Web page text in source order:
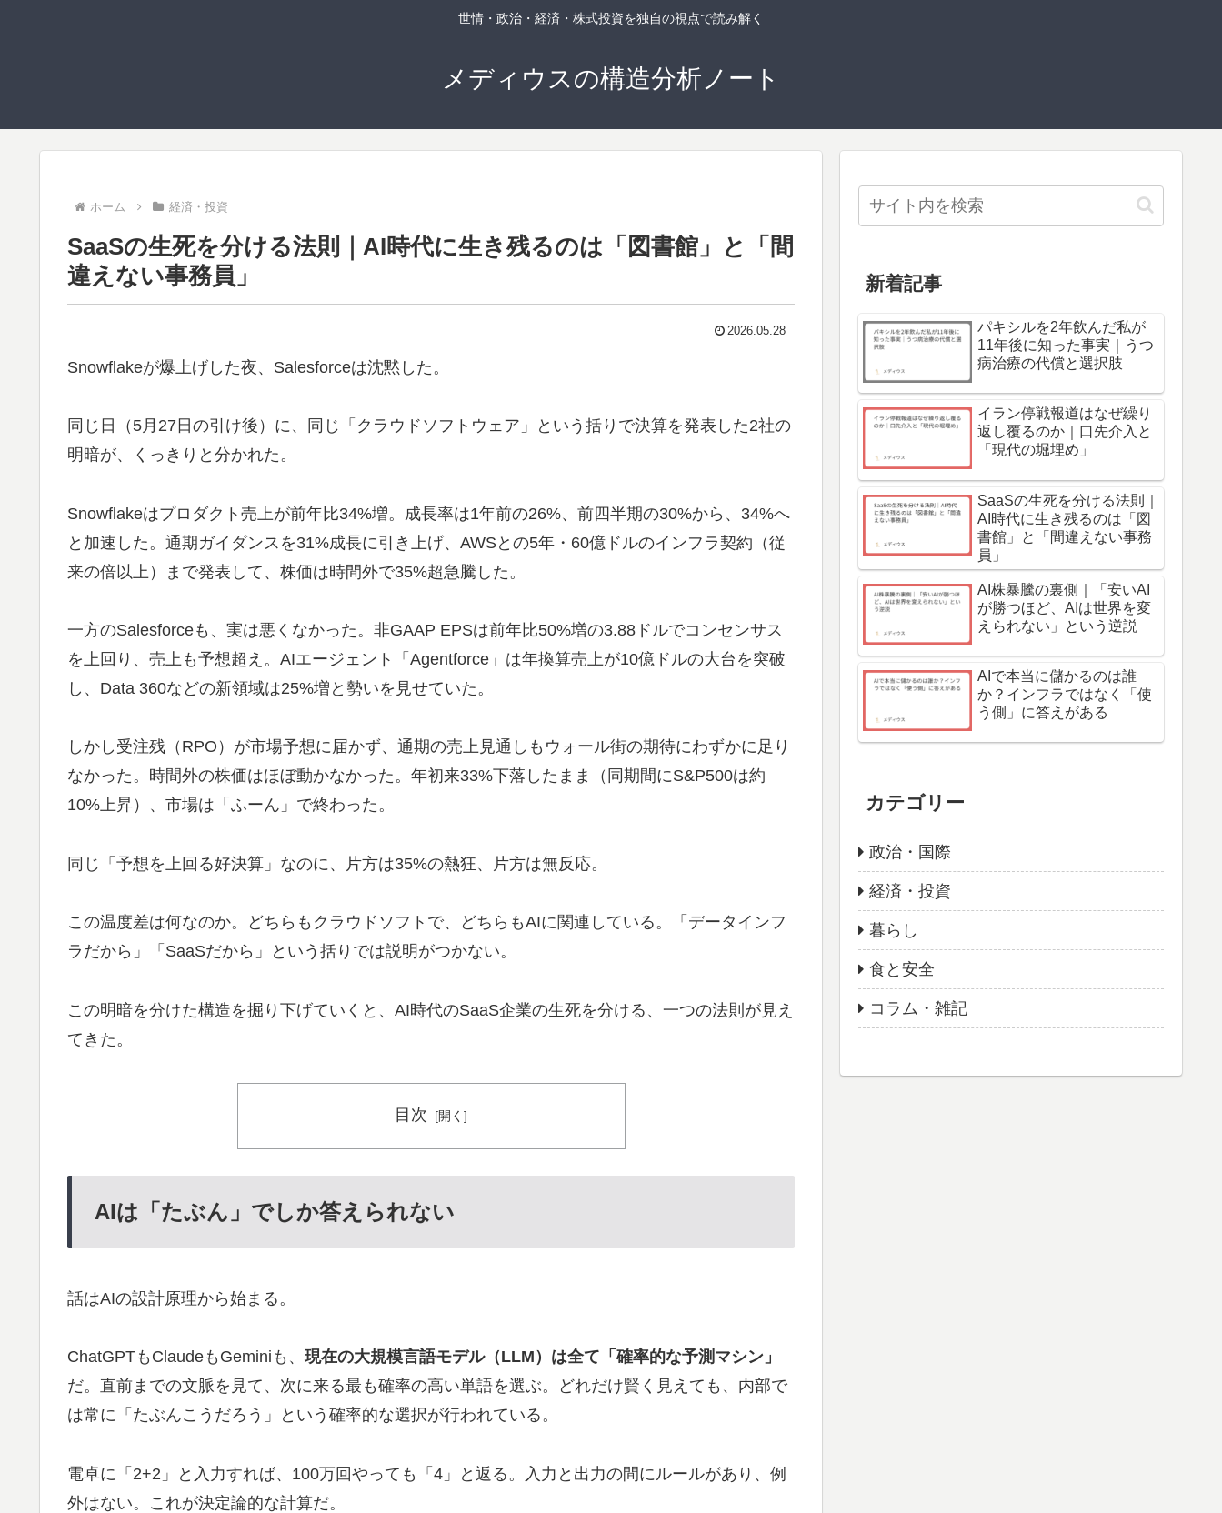
世情・政治・経済・株式投資を独自の視点で読み解く
メディウスの構造分析ノート
ホーム 経済・投資
SaaSの生死を分ける法則｜AI時代に生き残るのは「図書館」と「間
違えない事務員」
2026.05.28
Snowflakeが爆上げした夜、Salesforceは沈黙した。
同じ日（5月27日の引け後）に、同じ「クラウドソフトウェア」という括りで決算を発表した2社の
明暗が、くっきりと分かれた。
Snowflakeはプロダクト売上が前年比34%増。成長率は1年前の26%、前四半期の30%から、34%へ
と加速した。通期ガイダンスを31%成長に引き上げ、AWSとの5年・60億ドルのインフラ契約（従
来の倍以上）まで発表して、株価は時間外で35%超急騰した。
一方のSalesforceも、実は悪くなかった。非GAAP EPSは前年比50%増の3.88ドルでコンセンサス
を上回り、売上も予想超え。AIエージェント「Agentforce」は年換算売上が10億ドルの大台を突破
し、Data 360などの新領域は25%増と勢いを見せていた。
しかし受注残（RPO）が市場予想に届かず、通期の売上見通しもウォール街の期待にわずかに足り
なかった。時間外の株価はほぼ動かなかった。年初来33%下落したまま（同期間にS&P500は約
10%上昇）、市場は「ふーん」で終わった。
同じ「予想を上回る好決算」なのに、片方は35%の熱狂、片方は無反応。
この温度差は何なのか。どちらもクラウドソフトで、どちらもAIに関連している。「データインフ
ラだから」「SaaSだから」という括りでは説明がつかない。
この明暗を分けた構造を掘り下げていくと、AI時代のSaaS企業の生死を分ける、一つの法則が見え
てきた。
目次
AIは「たぶん」でしか答えられない
話はAIの設計原理から始まる。
ChatGPTもClaudeもGeminiも、 現在の大規模言語モデル（LLM）は全て「確率的な予測マシン」
だ。直前までの文脈を見て、次に来る最も確率の高い単語を選ぶ。どれだけ賢く見えても、内部で
は常に「たぶんこうだろう」という確率的な選択が行われている。
電卓に「2+2」と入力すれば、100万回やっても「4」と返る。入力と出力の間にルールがあり、例
外はない。これが決定論的な計算だ。
新着記事
パキシルを2年飲んだ私が
11年後に知った事実｜うつ
病治療の代償と選択肢
イラン停戦報道はなぜ繰り
返し覆るのか｜口先介入と
「現代の堀埋め」
SaaSの生死を分ける法則｜
AI時代に生き残るのは「図
書館」と「間違えない事務
員」
AI株暴騰の裏側｜「安いAI
が勝つほど、AIは世界を変
えられない」という逆説
AIで本当に儲かるのは誰
か？インフラではなく「使
う側」に答えがある
カテゴリー
政治・国際
経済・投資
暮らし
食と安全
コラム・雑記